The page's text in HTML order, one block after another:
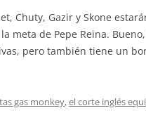
Chuty, Gazir y Skone
meta de Pepe Reina.
pero también tiene un
gas monkey,el corte inglés